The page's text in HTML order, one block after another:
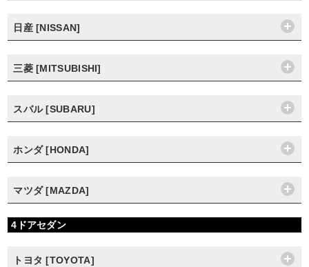
日産 [NISSAN]
三菱 [MITSUBISHI]
スバル [SUBARU]
ホンダ [HONDA]
マツダ [MAZDA]
4ドアセダン
トヨタ [TOYOTA]